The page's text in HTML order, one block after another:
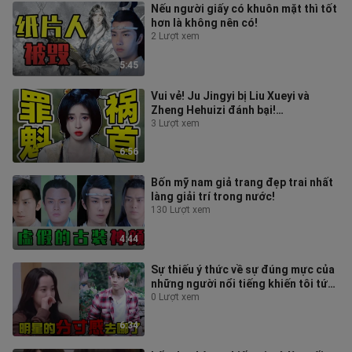
5:45
Nếu người giấy có khuôn mặt thì tốt
hơn là không nên có!
2 Lượt xem
6:56
Vui vẻ! Ju Jingyi bị Liu Xueyi và
Zheng Hehuizi đánh bại!
[Huajianling Tucao]
3 Lượt xem
4:44
Bốn mỹ nam giả trang đẹp trai nhất
làng giải trí trong nước!
130 Lượt xem
6:34
Sự thiếu ý thức về sự đúng mực của
những người nổi tiếng khiến tôi tức
giận!
0 Lượt xem